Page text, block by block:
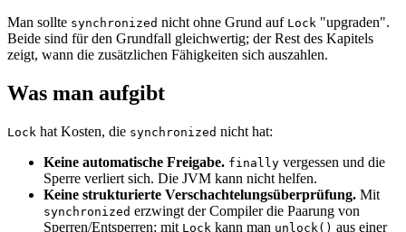
Man sollte synchronized nicht ohne Grund auf Lock "upgraden".
Beide sind für den Grundfall gleichwertig; der Rest des Kapitels
zeigt, wann die zusätzlichen Fähigkeiten sich auszahlen.
Was man aufgibt
Lock hat Kosten, die synchronized nicht hat:
Keine automatische Freigabe. finally vergessen und die
Sperre verliert sich. Die JVM kann nicht helfen.
Keine strukturierte Verschachtelungsüberprüfung. Mit
synchronized erzwingt der Compiler die Paarung von
Sperren/Entsperren; mit Lock kann man unlock() aus einer